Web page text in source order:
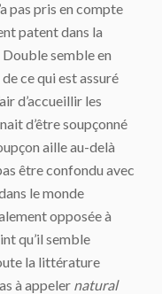
pas pris en compte
patent dans la
Double semble en
ce qui est assuré
d’accueillir les
d’être soupçonné
aille au-delà
être confondu avec
le monde
opposée à
qu’il semble
la littérature
à appeler natural